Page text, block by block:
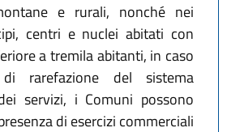
e rurali, nonché nei
centri e nuclei abitati con
a tremila abitanti, in caso
rarefazione del sistema
servizi, i Comuni possono
di esercizi commerciali